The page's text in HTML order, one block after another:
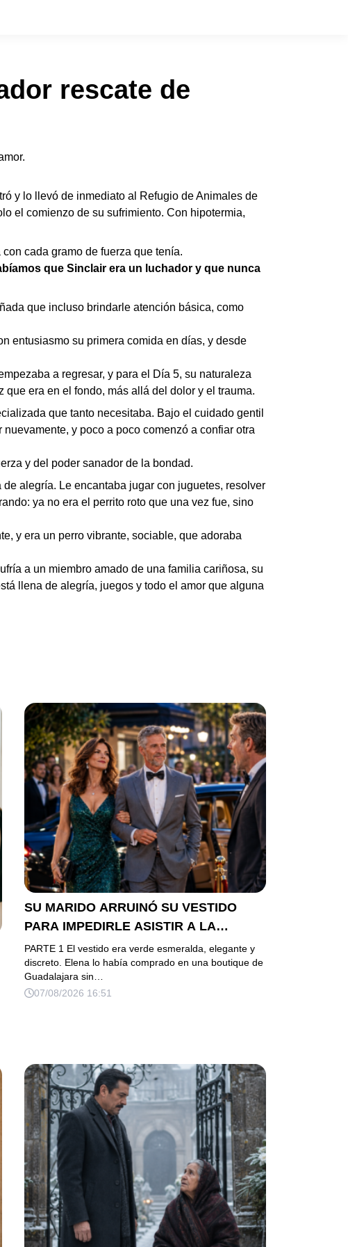
rescate de
y lo llevó de inmediato al Refugio de Animales de
el comienzo de su sufrimiento. Con hipotermia,
cada gramo de fuerza que tenía.
que Sinclair era un luchador y que nunca
que incluso brindarle atención básica, como
entusiasmo su primera comida en días, y desde
a regresar, y para el Día 5, su naturaleza
era en el fondo, más allá del dolor y el trauma.
que tanto necesitaba. Bajo el cuidado gentil
y poco a poco comenzó a confiar otra
y del poder sanador de la bondad.
alegría. Le encantaba jugar con juguetes, resolver
ya no era el perrito roto que una vez fue, sino
y era un perro vibrante, sociable, que adoraba
a un miembro amado de una familia cariñosa, su
llena de alegría, juegos y todo el amor que alguna
SU MARIDO ARRUINÓ SU VESTIDO
PARA IMPEDIRLE ASISTIR A LA
GALA… PERO ELLA LLEGÓ EN
LIMUSINA COMO INVITADA DE HONOR
DEL DUEÑO DE LA EMPRESA
PARTE 1 El vestido era verde esmeralda, elegante y
discreto. Elena lo había comprado en una boutique de
Guadalajara sin…
07/08/2026 16:51